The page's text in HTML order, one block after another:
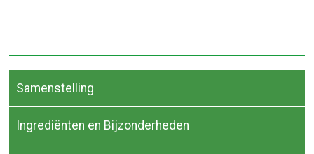
Samenstelling
Ingrediënten en Bijzonderheden